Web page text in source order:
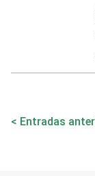
Entradas